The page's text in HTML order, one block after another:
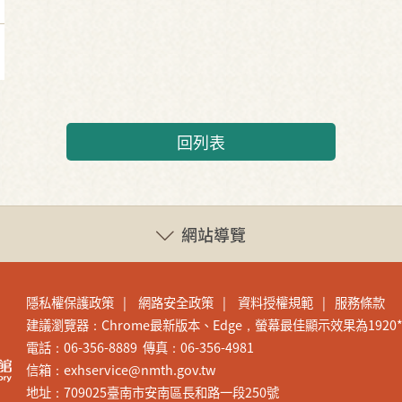
回列表
網站導覽
隱私權保護政策 網路安全政策 資料授權規範
服務條款
建議瀏覽器：Chrome最新版本、Edge，螢幕最佳顯示效果為
電話：06-356-8889 傳真：06-356-4981
信箱：exhservice@nmth.gov.tw
地址：709025臺南市安南區長和路一段250號